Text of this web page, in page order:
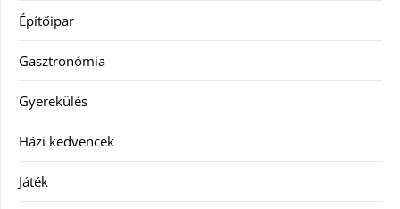
Építőipar
Gasztronómia
Gyerekülés
Házi kedvencek
Játék